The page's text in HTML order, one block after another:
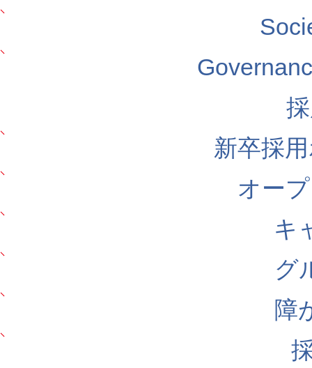
新卒採
オー
キ
グ
障